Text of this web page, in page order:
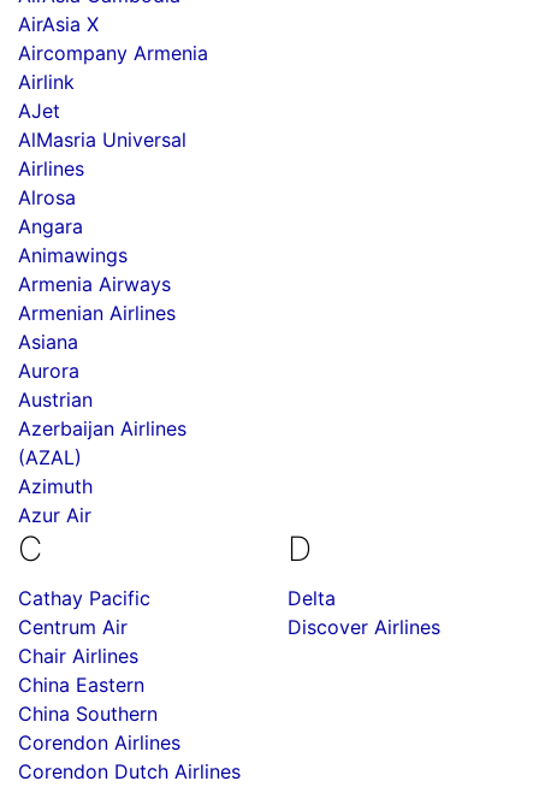
AirAsia X
Aircompany Armenia
Airlink
AJet
AlMasria Universal
Airlines
Alrosa
Angara
Animawings
Armenia Airways
Armenian Airlines
Asiana
Aurora
Austrian
Azerbaijan Airlines
(AZAL)
Azimuth
Azur Air
C
Cathay Pacific
Centrum Air
Chair Airlines
China Eastern
China Southern
Corendon Airlines
Corendon Dutch Airlines
D
Delta
Discover Airlines